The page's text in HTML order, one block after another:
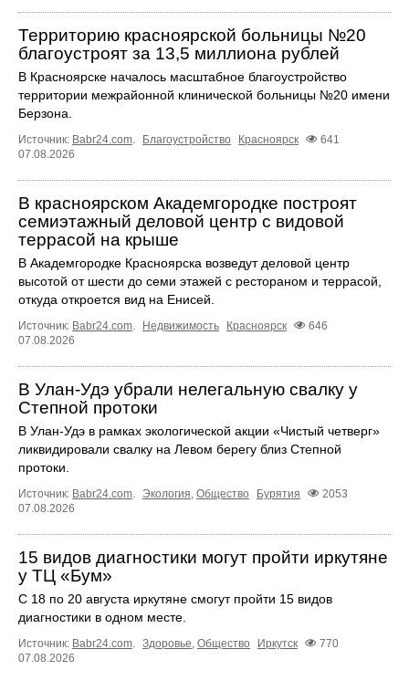
Территорию красноярской больницы №20
благоустроят за 13,5 миллиона рублей
В Красноярске началось масштабное благоустройство
территории межрайонной клинической больницы №20 имени
Берзона.
Источник: Babr24.com. Благоустройство Красноярск
641
07.08.2026
В красноярском Академгородке построят
семиэтажный деловой центр с видовой
террасой на крыше
В Академгородке Красноярска возведут деловой центр
высотой от шести до семи этажей с рестораном и террасой,
откуда откроется вид на Енисей.
Источник: Babr24.com. Недвижимость Красноярск
646
07.08.2026
В Улан-Удэ убрали нелегальную свалку у
Степной протоки
В Улан-Удэ в рамках экологической акции «Чистый четверг»
ликвидировали свалку на Левом берегу близ Степной
протоки.
Источник: Babr24.com. Экология, Общество Бурятия
2053
07.08.2026
15 видов диагностики могут пройти иркутяне
у ТЦ «Бум»
С 18 по 20 августа иркутяне смогут пройти 15 видов
диагностики в одном месте.
Источник: Babr24.com. Здоровье, Общество Иркутск
770
07.08.2026